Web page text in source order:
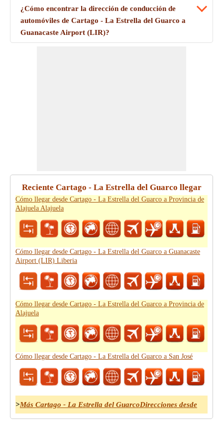
¿Cómo encontrar la dirección de conducción de
automóviles de Cartago - La Estrella del Guarco a
Guanacaste Airport (LIR)?
Reciente Cartago - La Estrella del Guarco llegar
Cómo llegar desde Cartago - La Estrella del Guarco a Provincia de
Alajuela Alajuela
Cómo llegar desde Cartago - La Estrella del Guarco a Guanacaste
Airport (LIR) Liberia
Cómo llegar desde Cartago - La Estrella del Guarco a Provincia de
Alajuela
Cómo llegar desde Cartago - La Estrella del Guarco a San José
>Más Cartago - La Estrella del GuarcoDirecciones desde